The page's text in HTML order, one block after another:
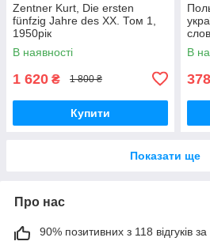
Zentner Kurt, Die ersten
fünfzig Jahre des XX. Том 1,
1950рік
В наявності
1 620 ₴ 1 800 ₴
Купити
В
378
Показати ще
Про нас
90% позитивних з 118 відгуків за